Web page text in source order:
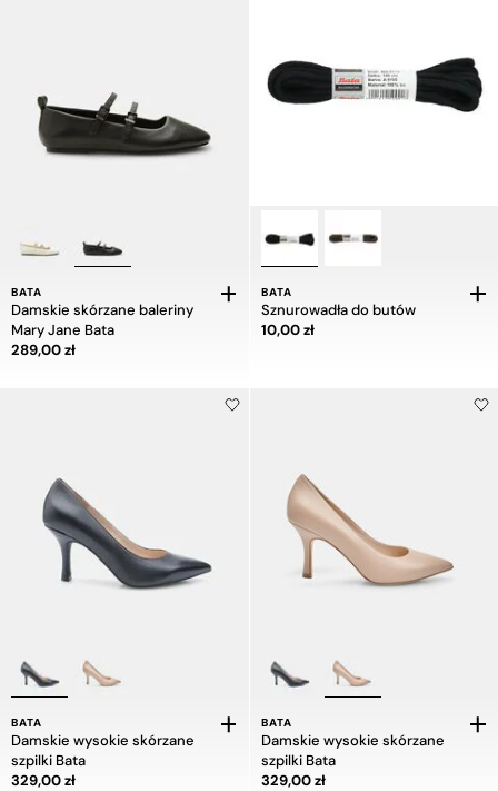
BATA
Damskie skórzane baleriny
Mary Jane Bata
Cena 289,00 zł
289,00 zł
BATA
Sznurowadła do butów
Cena 10,00 zł
10,00 zł
BATA
Damskie wysokie skórzane
szpilki Bata
Cena 329,00 zł
329,00 zł
BATA
Damskie wysokie skórzane
szpilki Bata
Cena 329,00 zł
329,00 zł